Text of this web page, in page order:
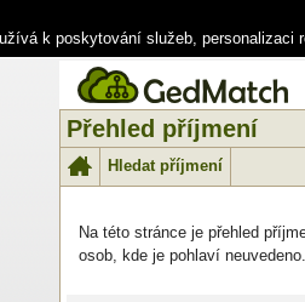
k poskytování služeb,
Přehled příjmení
Hledat příjmení
Na této stránce je přehled
osob, kde je pohlaví